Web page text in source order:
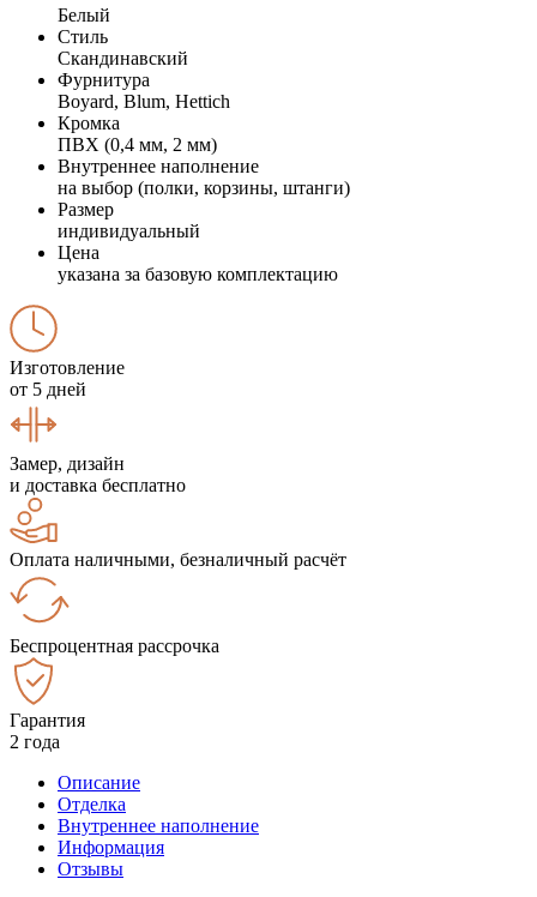
Белый
Стиль
Скандинавский
Фурнитура
Boyard, Blum, Hettich
Кромка
ПВХ (0,4 мм, 2 мм)
Внутреннее наполнение
на выбор (полки, корзины, штанги)
Размер
индивидуальный
Цена
указана за базовую комплектацию
Изготовление
от 5 дней
Замер, дизайн
и доставка бесплатно
Оплата наличными, безналичный расчёт
Беспроцентная рассрочка
Гарантия
2 года
Описание
Отделка
Внутреннее наполнение
Информация
Отзывы